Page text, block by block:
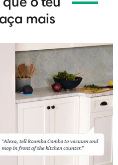
mais